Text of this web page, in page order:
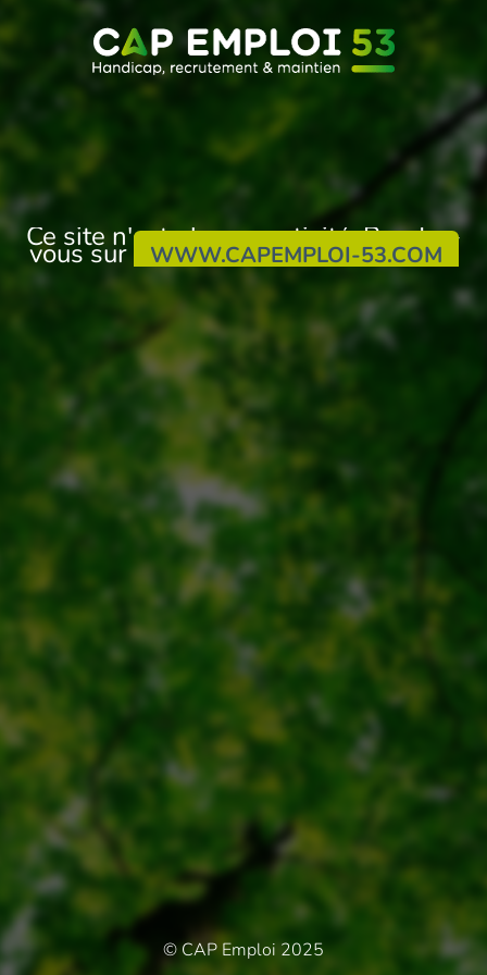
Ce site n'est plus en activité. Rendez-
vous sur WWW.CAPEMPLOI-53.COM
© CAP Emploi 2025